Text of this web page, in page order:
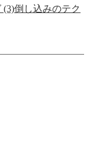
(3)倒し込みのテク